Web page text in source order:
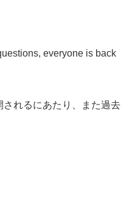
everyone is back
れるにあたり、また過去